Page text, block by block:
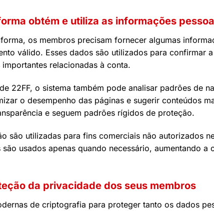
obtém e utiliza as informações
os membros precisam fornecer algumas
válido. Esses dados são utilizados para confirmar
relacionadas à conta.
22FF, o sistema também pode analisar padrões de
o desempenho das páginas e sugerir conteúdos
e seguem padrões rígidos de proteção.
são utilizadas para fins comerciais não autorizados
usados apenas quando necessário, aumentando
da privacidade dos seus membros
de criptografia para proteger tanto os dados